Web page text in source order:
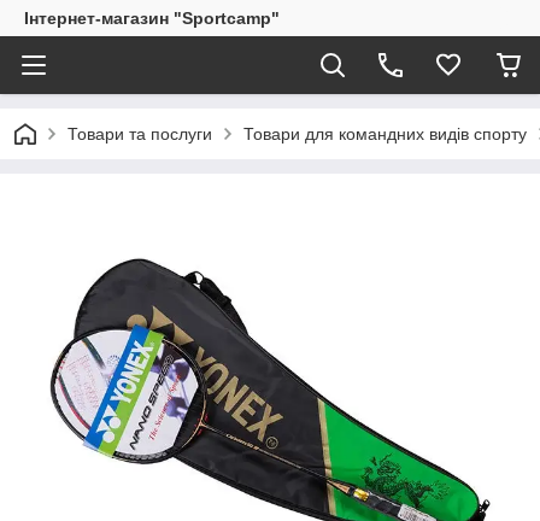
Інтернет-магазин "Sportcamp"
Товари та послуги Товари для командних видів спорту